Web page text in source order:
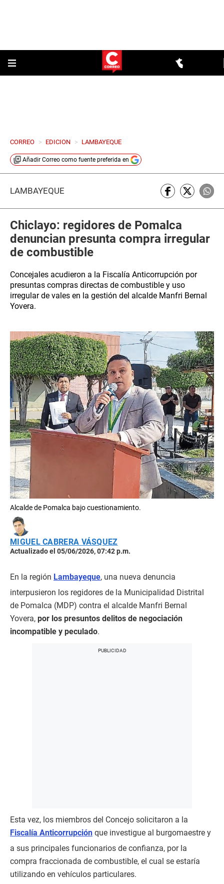
CORREO > EDICION > LAMBAYEQUE
Añadir Correo como fuente preferida en
LAMBAYEQUE
Chiclayo: regidores de Pomalca
denuncian presunta compra irregular
de combustible
Concejales acudieron a la Fiscalía Anticorrupción por
presuntas compras directas de combustible y uso
irregular de vales en la gestión del alcalde Manfri Bernal
Yovera.
Alcalde de Pomalca bajo cuestionamiento.
MIGUEL CABRERA VÁSQUEZ
Actualizado el 05/06/2026, 07:42 p.m.
En la región Lambayeque, una nueva denuncia
interpusieron los regidores de la Municipalidad Distrital
de Pomalca (MDP) contra el alcalde Manfri Bernal
Yovera, por los presuntos delitos de negociación
incompatible y peculado.
Esta vez, los miembros del Concejo solicitaron a la
Fiscalía Anticorrupción que investigue al burgomaestre y
a sus principales funcionarios de confianza, por la
compra fraccionada de combustible, el cual se estaría
utilizando en vehículos particulares.